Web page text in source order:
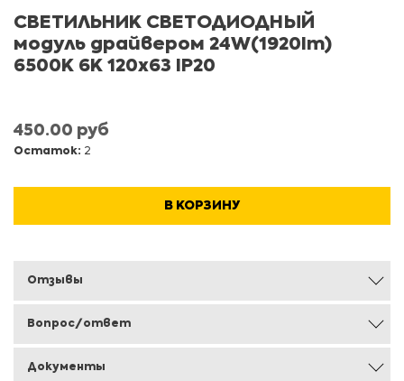
СВЕТИЛЬНИК СВЕТОДИОДНЫЙ
модуль драйвером 24W(1920lm)
6500К 6K 120x63 IP20
450.00 руб
Остаток: 2
В КОРЗИНУ
Отзывы
Вопрос/ответ
Документы